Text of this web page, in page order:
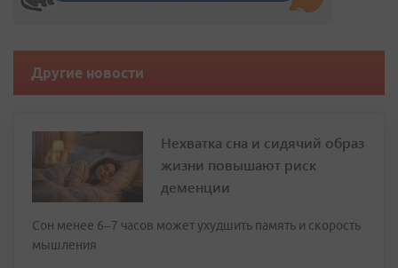
Другие новости
Нехватка сна и сидячий образ
жизни повышают риск
деменции
Сон менее 6–7 часов может ухудшить память и скорость
мышления